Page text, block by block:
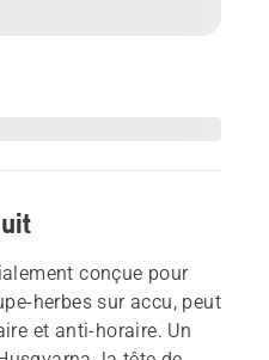
conçue pour
herbes sur accu, peut
et anti-horaire. Un